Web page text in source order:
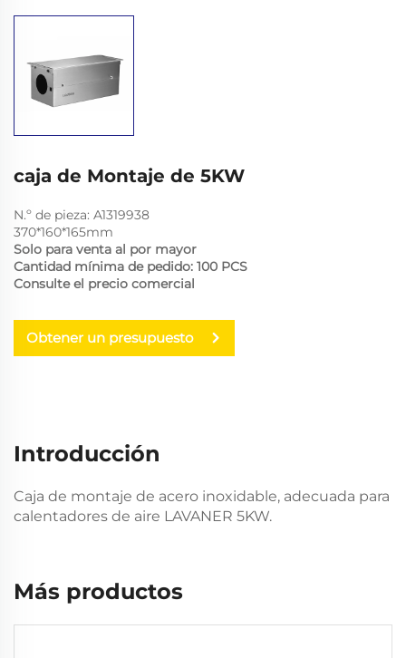
caja de Montaje de 5KW
N.º de pieza: A1319938
370*160*165mm
Solo para venta al por mayor
Cantidad mínima de pedido: 100 PCS
Consulte el precio comercial
Obtener un presupuesto
Introducción
Caja de montaje de acero inoxidable, adecuada para
calentadores de aire LAVANER 5KW.
Más productos